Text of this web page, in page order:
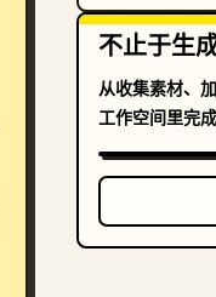
不止于生
从收集素材、
工作空间里完成